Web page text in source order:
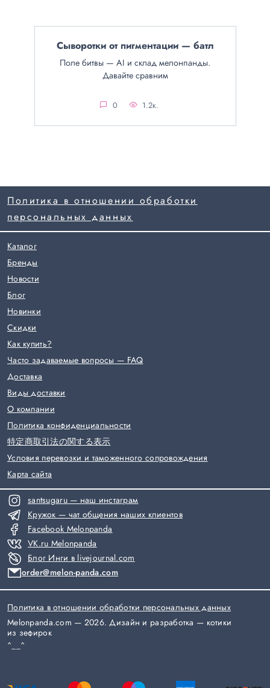
Сыворотки от пигментации — батл
Поле битвы — AI и склад мелонпанды.
Давайте сравним
0 1.2к.
santsugaru — наш инстаграм
Кружок — чат общения наших клиентов
Facebook Melonpanda
VK.ru Melonpanda
Блог Инги в livejournal.com
order@melon-panda.com
Политика в отношении обработки
персональных данных
Каталог
Бренды
Новости
Блог
Новинки
Скидки
Как купить?
Часто задаваемые вопросы — FAQ
Доставка
Виды доставки
О компании
Политика конфиденциальности
特定商取引法の関する表示
Условия перевозки и таможенного сопровождения
Карта сайта
Политика в отношении обработки персональных данных
Melonpanda.com — 2026. Дизайн и разработка — котики
из зефирок
^__^